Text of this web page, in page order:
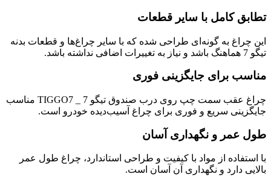
تطابق کامل با سایر قطعات
این چراغ به گونه‌ای طراحی شده که با سایر چراغ‌ها و قطعات بدنه
تیگو 7 هماهنگ باشد و نیاز به تغییرات اضافی نداشته باشد.
مناسب برای جایگزینی فوری
چراغ عقب سمت چپ روی درب صندوق تیگو 7 _ TIGGO7 مناسب
جایگزینی سریع و فوری برای چراغ آسیب‌دیده خودرو است.
طول عمر و نگهداری آسان
با استفاده از مواد با کیفیت و طراحی استاندارد، چراغ طول عمر
بالایی دارد و نگهداری آن آسان است.